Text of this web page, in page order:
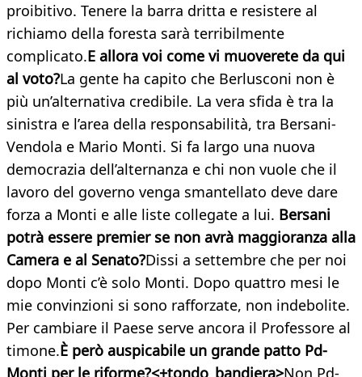
proibitivo. Tenere la barra dritta e resistere al
richiamo della foresta sarà terribilmente
complicato.E allora voi come vi muoverete da qui
al voto?La gente ha capito che Berlusconi non è
più un’alternativa credibile. La vera sfida è tra la
sinistra e l’area della responsabilità, tra Bersani-
Vendola e Mario Monti. Si fa largo una nuova
democrazia dell’alternanza e chi non vuole che il
lavoro del governo venga smantellato deve dare
forza a Monti e alle liste collegate a lui. Bersani
potrà essere premier se non avrà maggioranza alla
Camera e al Senato?Dissi a settembre che per noi
dopo Monti c’è solo Monti. Dopo quattro mesi le
mie convinzioni si sono rafforzate, non indebolite.
Per cambiare il Paese serve ancora il Professore al
timone.È però auspicabile un grande patto Pd-
Monti per le riforme?<+tondo_bandiera>Non Pd-